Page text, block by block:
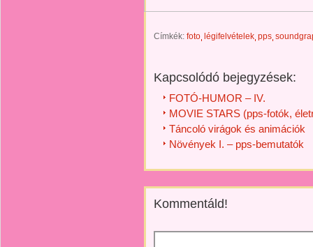
Címkék: foto légifelvételek pps
Kapcsolódó bejegyzések:
FOTÓ-HUMOR – IV.
MOVIE STARS (pps-fotók,
Táncoló virágok és animációk
Növények I. – pps-bemutatók
Kommentáld!